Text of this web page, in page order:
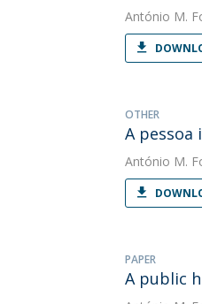
António M.
OTHER
A pessoa
António M.
PAPER
A public